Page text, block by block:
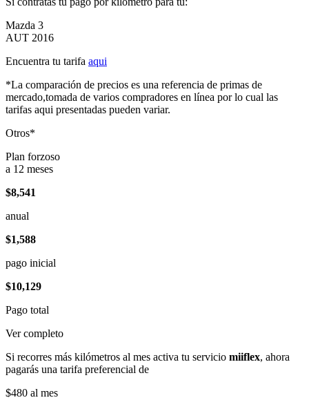
Mazda 3
AUT 2016
Encuentra tu tarifa aqui
*La comparación de precios es una referencia de primas de
mercado,tomada de varios compradores en línea por lo cual las
tarifas aqui presentadas pueden variar.
Otros*
Plan forzoso
a 12 meses
$8,541
anual
$1,588
pago inicial
$10,129
Pago total
Ver completo
Si recorres más kilómetros al mes activa tu servicio miiflex, ahora
pagarás una tarifa preferencial de
$480 al mes